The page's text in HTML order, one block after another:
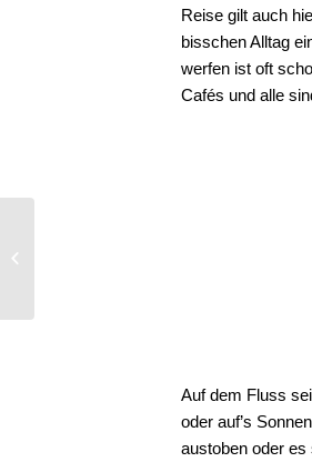
Reise gilt auch
bisschen Alltag
werfen ist oft
Cafés und alle
Auf dem Fluss
oder auf’s
austoben oder